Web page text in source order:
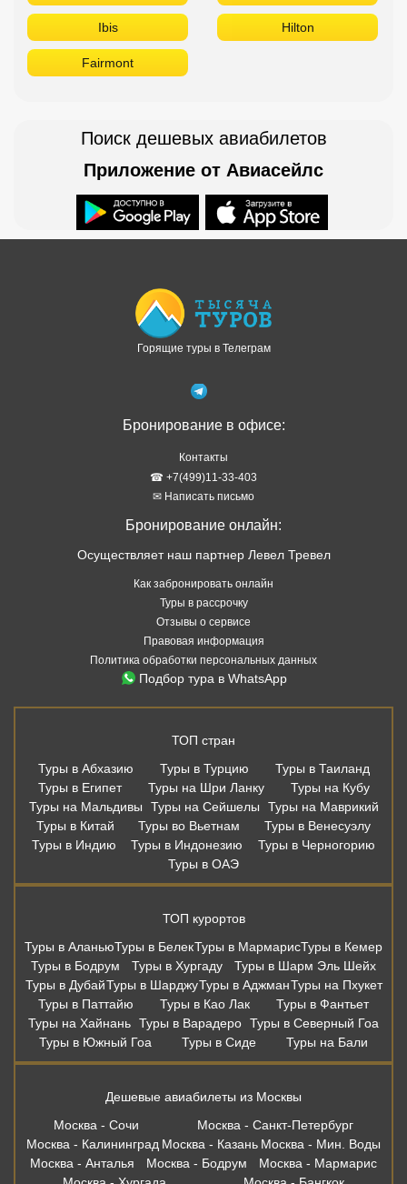
Ibis Hilton
Fairmont
Поиск дешевых авиабилетов
Приложение от Авиасейлс
Горящие туры в Телеграм
Бронирование в офисе:
Контакты
☎ +7(499)11-33-403
✉ Написать письмо
Бронирование онлайн:
Осуществляет наш партнер Левел Тревел
Как забронировать онлайн
Туры в рассрочку
Отзывы о сервисе
Правовая информация
Политика обработки персональных данных
Подбор тура в WhatsApp
ТОП стран
Туры в Абхазию
Туры в Турцию
Туры в Таиланд
Туры в Египет
Туры на Шри Ланку
Туры на Кубу
Туры на Мальдивы
Туры на Сейшелы
Туры на Маврикий
Туры в Китай
Туры во Вьетнам
Туры в Венесуэлу
Туры в Индию
Туры в Индонезию
Туры в Черногорию
Туры в ОАЭ
ТОП курортов
Туры в АланьюТуры в БелекТуры в МармарисТуры в Кемер
Туры в Бодрум
Туры в Хургаду
Туры в Шарм Эль Шейх
Туры в ДубайТуры в ШарджуТуры в АджманТуры на Пхукет
Туры в Паттайю
Туры в Као Лак
Туры в Фантьет
Туры на Хайнань Туры в Варадеро Туры в Северный Гоа
Туры в Южный Гоа
Туры в Сиде Туры на Бали
Дешевые авиабилеты из Москвы
Москва - Сочи
Москва - Санкт-Петербург
Москва - Калининград Москва - Казань Москва - Мин. Воды
Москва - Анталья
Москва - Бодрум
Москва - Мармарис